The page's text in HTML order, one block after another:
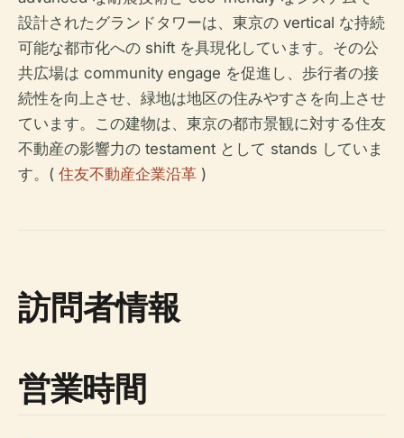
設計されたグランドタワーは、東京の vertical な持続
可能な都市化への shift を具現化しています。その公
共広場は community engage を促進し、歩行者の接
続性を向上させ、緑地は地区の住みやすさを向上させ
ています。この建物は、東京の都市景観に対する住友
不動産の影響力の testament として stands していま
す。( 住友不動産企業沿革 )
訪問者情報
営業時間